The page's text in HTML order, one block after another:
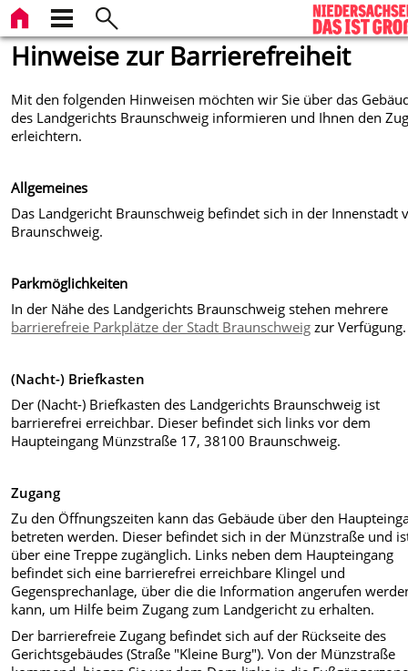
Hinweise zur Barrierefreiheit
Mit den folgenden Hinweisen möchten wir Sie über das
des Landgerichts Braunschweig informieren und Ihnen den
erleichtern.
Allgemeines
Das Landgericht Braunschweig befindet sich in der Innenstadt
Braunschweig.
Parkmöglichkeiten
In der Nähe des Landgerichts Braunschweig stehen mehrere
barrierefreie Parkplätze der Stadt Braunschweig zur Verfügung.
(Nacht-) Briefkasten
Der (Nacht-) Briefkasten des Landgerichts Braunschweig ist
barrierefrei erreichbar. Dieser befindet sich links vor dem
Haupteingang Münzstraße 17, 38100 Braunschweig.
Zugang
Zu den Öffnungszeiten kann das Gebäude über den
betreten werden. Dieser befindet sich in der Münzstraße und
über eine Treppe zugänglich. Links neben dem Haupteingang
befindet sich eine barrierefrei erreichbare Klingel und
Gegensprechanlage, über die die Information angerufen
kann, um Hilfe beim Zugang zum Landgericht zu erhalten.
Der barrierefreie Zugang befindet sich auf der Rückseite des
Gerichtsgebäudes (Straße "Kleine Burg"). Von der Münzstraße